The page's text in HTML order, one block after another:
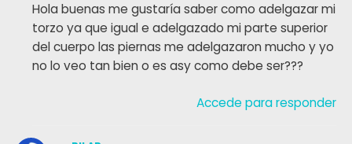
Hola buenas me gustaría saber como adelgazar mi
torzo ya que igual e adelgazado mi parte superior
del cuerpo las piernas me adelgazaron mucho y yo
no lo veo tan bien o es asy como debe ser???
Accede para responder